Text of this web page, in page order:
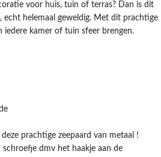
voor huis, tuin of terras? Dan is dit
echt helemaal geweldig. Met dit prachtige
iedere kamer of tuin sfeer brengen.
prachtige zeepaard van metaal !
schroefje dmv het haakje aan de